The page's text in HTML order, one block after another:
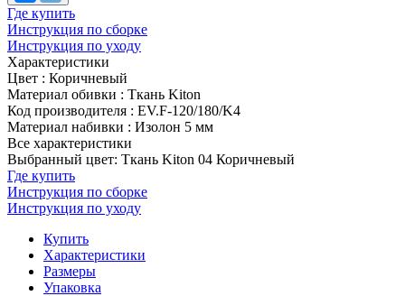
Где купить
Инструкция по сборке
Инструкция по уходу
Характеристики
Цвет : Коричневый
Материал обивки : Ткань Kiton
Код производителя : EV.F-120/180/K4
Материал набивки : Изолон 5 мм
Все характеристики
Выбранный цвет: Ткань Kiton 04 Коричневый
Где купить
Инструкция по сборке
Инструкция по уходу
Купить
Характеристики
Размеры
Упаковка